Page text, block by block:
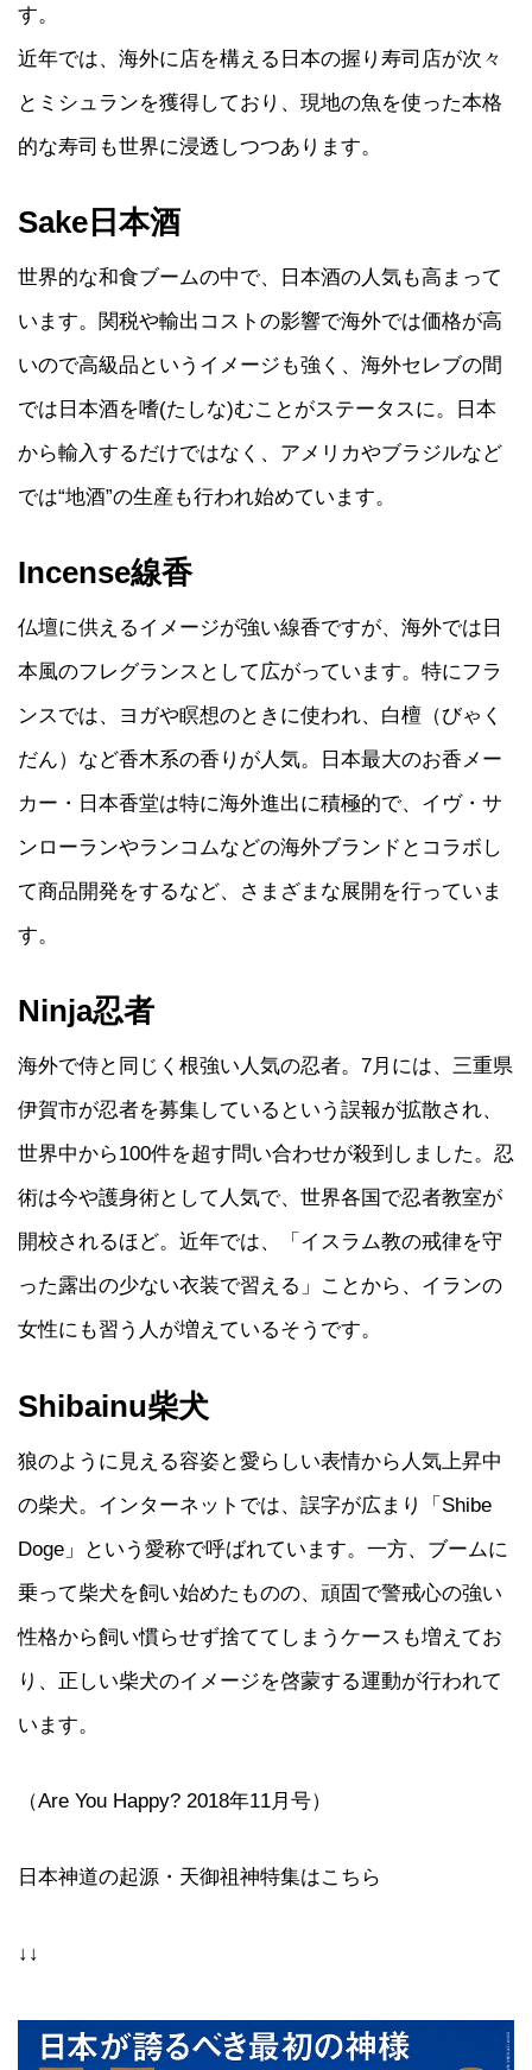
す。
近年では、海外に店を構える日本の握り寿司店が次々
とミシュランを獲得しており、現地の魚を使った本格
的な寿司も世界に浸透しつつあります。
Sake日本酒
世界的な和食ブームの中で、日本酒の人気も高まって
います。関税や輸出コストの影響で海外では価格が高
いので高級品というイメージも強く、海外セレブの間
では日本酒を嗜(たしな)むことがステータスに。日本
から輸入するだけではなく、アメリカやブラジルなど
では“地酒”の生産も行われ始めています。
Incense線香
仏壇に供えるイメージが強い線香ですが、海外では日
本風のフレグランスとして広がっています。特にフラ
ンスでは、ヨガや瞑想のときに使われ、白檀（びゃく
だん）など香木系の香りが人気。日本最大のお香メー
カー・日本香堂は特に海外進出に積極的で、イヴ・サ
ンローランやランコムなどの海外ブランドとコラボし
て商品開発をするなど、さまざまな展開を行っていま
す。
Ninja忍者
海外で侍と同じく根強い人気の忍者。7月には、三重県
伊賀市が忍者を募集しているという誤報が拡散され、
世界中から100件を超す問い合わせが殺到しました。忍
術は今や護身術として人気で、世界各国で忍者教室が
開校されるほど。近年では、「イスラム教の戒律を守
った露出の少ない衣装で習える」ことから、イランの
女性にも習う人が増えているそうです。
Shibainu柴犬
狼のように見える容姿と愛らしい表情から人気上昇中
の柴犬。インターネットでは、誤字が広まり「Shibe
Doge」という愛称で呼ばれています。一方、ブームに
乗って柴犬を飼い始めたものの、頑固で警戒心の強い
性格から飼い慣らせず捨ててしまうケースも増えてお
り、正しい柴犬のイメージを啓蒙する運動が行われて
います。
（Are You Happy? 2018年11月号）
日本神道の起源・天御祖神特集はこちら
↓↓